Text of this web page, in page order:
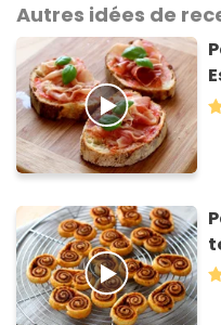
Autres idées de